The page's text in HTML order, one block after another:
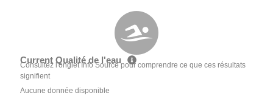
Current Qualité de l'eau
Consultez l'onglet Info Source pour comprendre ce que ces résultats
signifient
Aucune donnée disponible